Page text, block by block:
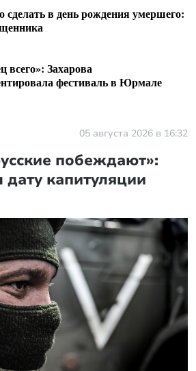
сделать в день рождения умершего:
всего»: Захарова
фестиваль в Юрмале
05 августа 2026 в 16:32
побеждают»:
дату капитуляции